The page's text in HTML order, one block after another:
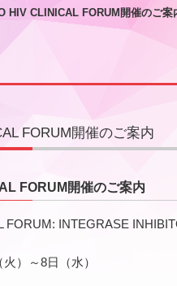
HIV CLINICAL FORUM開催のご案
FORUM開催のご案内
FORUM開催のご案内
FORUM: INTEGRASE
）～8日（水）